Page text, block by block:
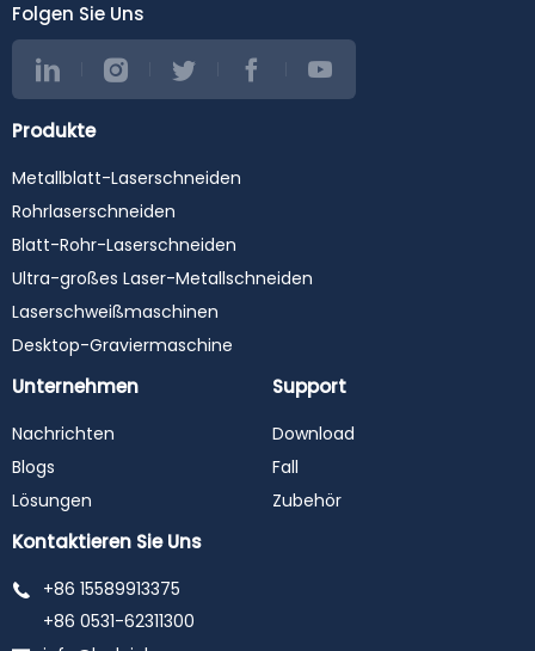
Folgen Sie Uns
Produkte
Metallblatt-Laserschneiden
Rohrlaserschneiden
Blatt-Rohr-Laserschneiden
Ultra-großes Laser-Metallschneiden
Laserschweißmaschinen
Desktop-Graviermaschine
Unternehmen
Nachrichten
Blogs
Lösungen
Support
Download
Fall
Zubehör
Kontaktieren Sie Uns
+86 15589913375
+86 0531-62311300